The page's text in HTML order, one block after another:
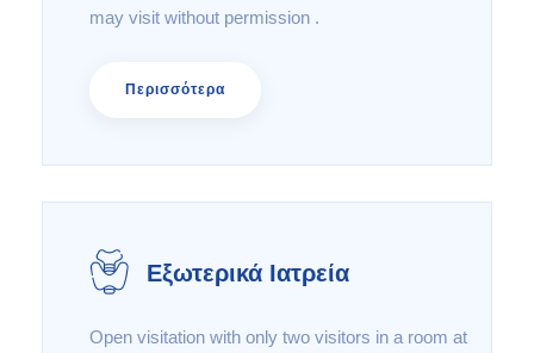
may visit without permission .
Περισσότερα
Εξωτερικά Ιατρεία
Open visitation with only two visitors in a room at